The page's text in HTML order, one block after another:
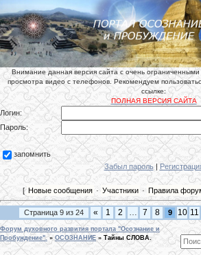
Внимание данная версия сайта с очень
просмотра видео с телефонов. Рекомендуем
ссылке:
ПОЛНАЯ ВЕРСИЯ САЙТА
Логин:
Пароль:
запомнить
Забыл пароль|
[ Новые сообщения · Участники · Правила
Страница 9 из 24 « 1 2 … 7 8 9 10 11
Форум духовного развития портала "Осознание и
Пробуждение". » ОСОЗНАНИЕ » Тайны СЛОВА.